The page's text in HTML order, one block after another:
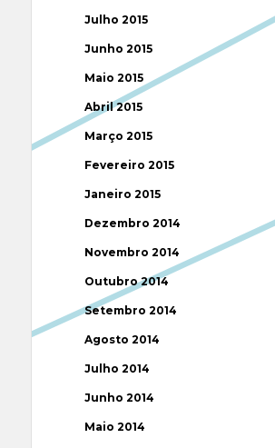
Julho 2015
Junho 2015
Maio 2015
Abril 2015
Março 2015
Fevereiro 2015
Janeiro 2015
Dezembro 2014
Novembro 2014
Outubro 2014
Setembro 2014
Agosto 2014
Julho 2014
Junho 2014
Maio 2014